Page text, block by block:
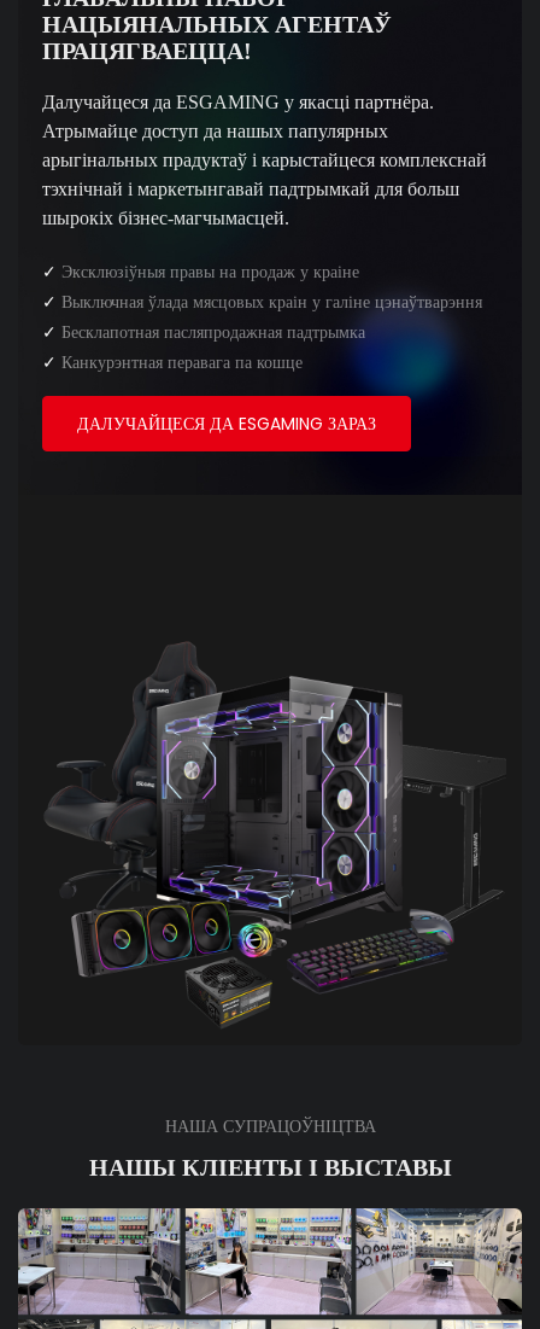
НАЦЫЯНАЛЬНЫХ АГЕНТАЎ
ПРАЦЯГВАЕЦЦА!
Далучайцеся да ESGAMING у якасці партнёра.
Атрымайце доступ да нашых папулярных
арыгінальных прадуктаў і карыстайцеся комплекснай
тэхнічнай і маркетынгавай падтрымкай для больш
шырокіх бізнес-магчымасцей.
✓ Эксклюзіўныя правы на продаж у краіне
✓ Выключная ўлада мясцовых краін у галіне цэнаўтварэння
✓ Бесклапотная пасляпродажная падтрымка
✓ Канкурэнтная перавага па кошце
ДАЛУЧАЙЦЕСЯ ДА ESGAMING ЗАРАЗ
НАША СУПРАЦОЎНІЦТВА
НАШЫ КЛІЕНТЫ І ВЫСТАВЫ